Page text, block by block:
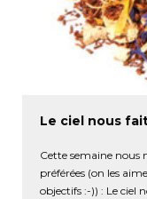
Le ciel nous
Cette semaine nous
préférées (on les
objectifs :-)) : Le ciel